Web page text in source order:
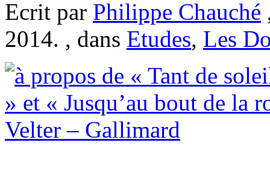
Ecrit par Philippe Chauché
2014. , dans Etudes, Les